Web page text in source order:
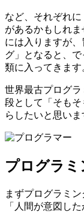
など、それぞれに
があるかもしれ
には入りますが
グ」となると、
類に入ってきます
世界最古プログ
段として「そも
らしたいと思いま
プログラミ
まずプログラミ
「人間が意図し